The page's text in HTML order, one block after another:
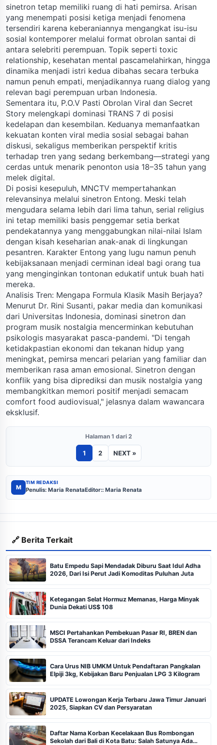
sinetron tetap memiliki ruang di hati pemirsa. Arisan
yang menempati posisi ketiga menjadi fenomena
tersendiri karena keberaniannya mengangkat isu-isu
sosial kontemporer melalui format obrolan santai di
antara selebriti perempuan. Topik seperti toxic
relationship, kesehatan mental pascamelahirkan, hingga
dinamika menjadi istri kedua dibahas secara terbuka
namun penuh empati, menjadikannya ruang dialog yang
relevan bagi perempuan urban Indonesia.
Sementara itu, P.O.V Pasti Obrolan Viral dan Secret
Story melengkapi dominasi TRANS 7 di posisi
kedelapan dan kesembilan. Keduanya memanfaatkan
kekuatan konten viral media sosial sebagai bahan
diskusi, sekaligus memberikan perspektif kritis
terhadap tren yang sedang berkembang—strategi yang
cerdas untuk menarik penonton usia 18–35 tahun yang
melek digital.
Di posisi kesepuluh, MNCTV mempertahankan
relevansinya melalui sinetron Entong. Meski telah
mengudara selama lebih dari lima tahun, serial religius
ini tetap memiliki basis penggemar setia berkat
pendekatannya yang menggabungkan nilai-nilai Islam
dengan kisah keseharian anak-anak di lingkungan
pesantren. Karakter Entong yang lugu namun penuh
kebijaksanaan menjadi cerminan ideal bagi orang tua
yang menginginkan tontonan edukatif untuk buah hati
mereka.
Analisis Tren: Mengapa Formula Klasik Masih Berjaya?
Menurut Dr. Rini Susanti, pakar media dan komunikasi
dari Universitas Indonesia, dominasi sinetron dan
program musik nostalgia mencerminkan kebutuhan
psikologis masyarakat pasca-pandemi. "Di tengah
ketidakpastian ekonomi dan tekanan hidup yang
meningkat, pemirsa mencari pelarian yang familiar dan
memberikan rasa aman emosional. Sinetron dengan
konflik yang bisa diprediksi dan musik nostalgia yang
membangkitkan memori positif menjadi semacam
comfort food audiovisual," jelasnya dalam wawancara
eksklusif.
Halaman 1 dari 2
1 2 NEXT »
M
TIM REDAKSI
Penulis: Maria RenataEditor:: Maria Renata
🔗 Berita Terkait
Batu Empedu Sapi Mendadak Diburu Saat Idul Adha
2026, Dari Isi Perut Jadi Komoditas Puluhan Juta
Ketegangan Selat Hormuz Memanas, Harga Minyak
Dunia Dekati US$ 108
MSCI Pertahankan Pembekuan Pasar RI, BREN dan
DSSA Terancam Keluar dari Indeks
Cara Urus NIB UMKM Untuk Pendaftaran Pangkalan
Elpiji 3kg, Kebijakan Baru Penjualan LPG 3 Kilogram
UPDATE Lowongan Kerja Terbaru Jawa Timur Januari
2025, Siapkan CV dan Persyaratan
Daftar Nama Korban Kecelakaan Bus Rombongan
Sekolah dari Bali di Kota Batu: Salah Satunya Ada